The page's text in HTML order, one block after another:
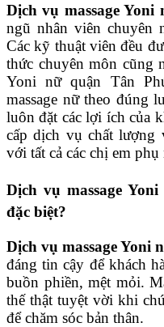
Dịch vụ massage
ngũ nhân viên chuyên
Các kỹ thuật viên đều
thức chuyên môn cũng
Yoni nữ quận Tân
massage nữ theo đúng
luôn đặt các lợi ích của
cấp dịch vụ chất lượng
với tất cả các chị em phụ
Dịch vụ massage
đặc biệt?
Dịch vụ massage Yoni
đáng tin cậy để khách
buồn phiền, mệt mỏi.
thế thật tuyệt vời khi
để chăm sóc bản thân.